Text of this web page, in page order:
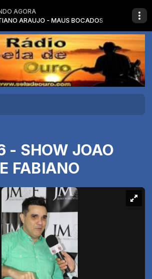
AGORA
ARAUJO - MAUS BOCADOS
- SHOW JOAO
FABIANO